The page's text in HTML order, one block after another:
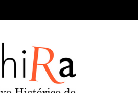
content